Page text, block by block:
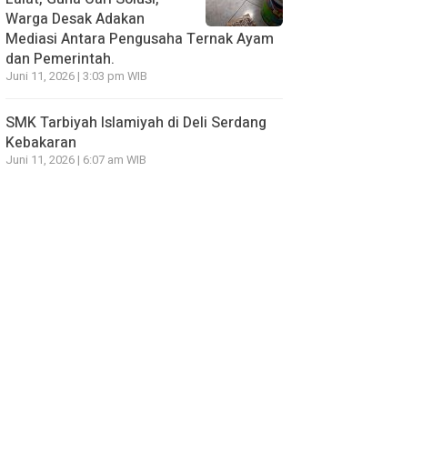
Warga Desak Adakan
Mediasi Antara Pengusaha Ternak Ayam
dan Pemerintah.
Juni 11, 2026 | 3:03 pm WIB
SMK Tarbiyah Islamiyah di Deli Serdang
Kebakaran
Juni 11, 2026 | 6:07 am WIB